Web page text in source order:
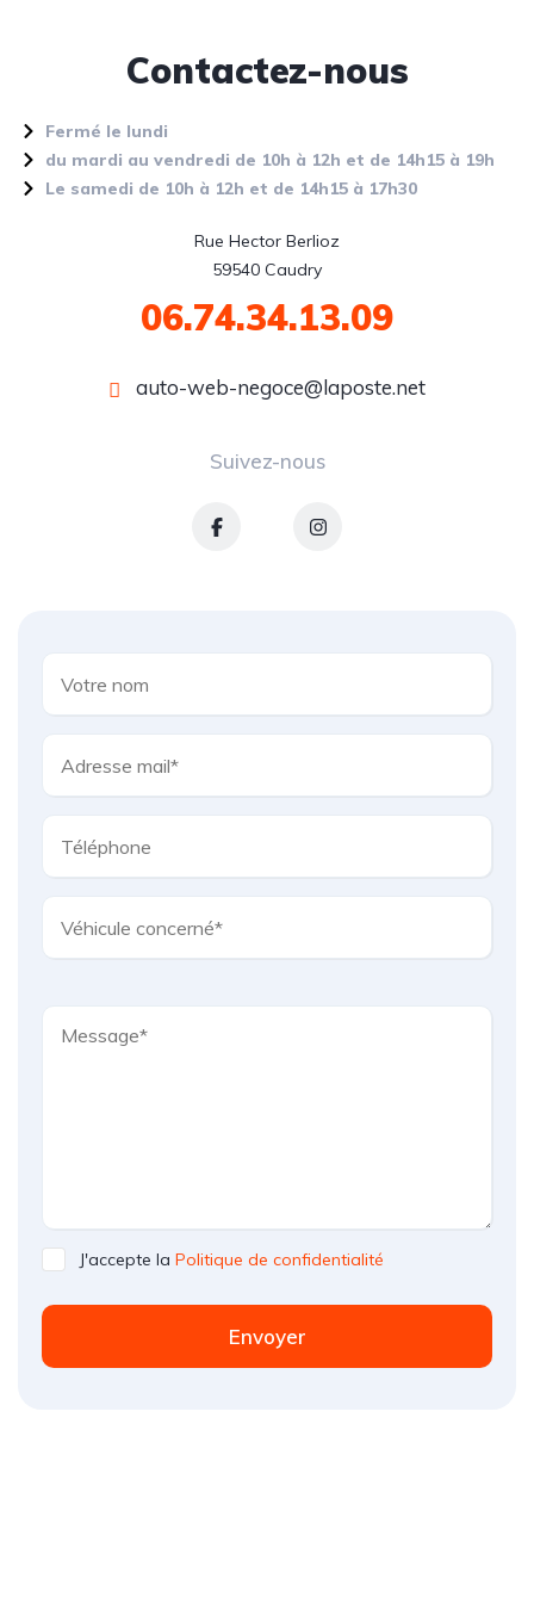
Contactez-nous
Fermé le lundi
du mardi au vendredi de 10h à 12h et de 14h15 à 19h
Le samedi de 10h à 12h et de 14h15 à 17h30
Rue Hector Berlioz
59540 Caudry
06.74.34.13.09
auto-web-negoce@laposte.net
Suivez-nous
J'accepte la Politique de confidentialité
Envoyer